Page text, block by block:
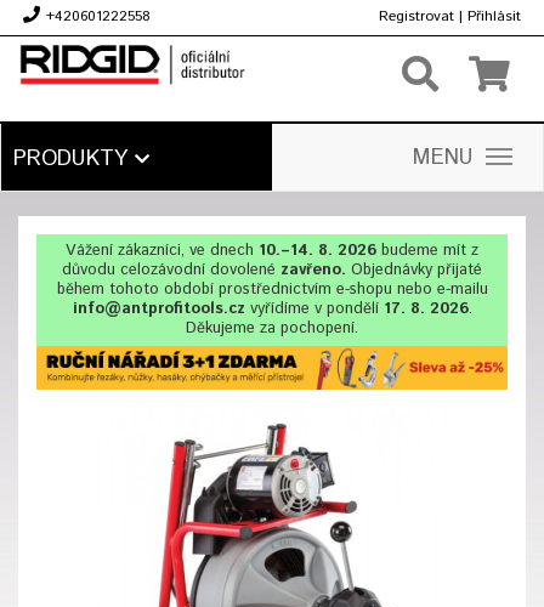
+420601222558 Registrovat | Přihlásit
PRODUKTY MENU
Vážení zákazníci, ve dnech 10.–14. 8. 2026 budeme mít z
důvodu celozávodní dovolené zavřeno. Objednávky přijaté
během tohoto období prostřednictvím e-shopu nebo e-mailu
info@antprofitools.cz vyřídíme v pondělí 17. 8. 2026.
Děkujeme za pochopení.